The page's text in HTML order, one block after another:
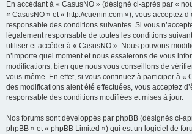
En accédant à « CasusNO » (désigné ci-après par «
« CasusNO » et « http://cuenin.com »), vous acceptez
responsable des conditions suivantes. Si vous
légalement responsable de toutes les conditions
utiliser et accéder à « CasusNO ». Nous pouvons
n’importe quel moment et nous essaierons de vous
modifications, bien que nous vous conseillons de
vous-même. En effet, si vous continuez à participer à «
des modifications aient été effectuées, vous acceptez
responsable des conditions modifiées et mises à jour.
Nos forums sont développés par phpBB (désignés ci-
phpBB » et « phpBB Limited ») qui est un logiciel de